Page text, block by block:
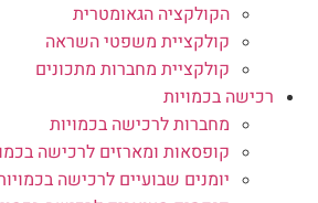
הקולקציה הגאומטרית
קולקציית משפטי השראה
קולקציית מחברות מתכונים
רכישה בכמויות
מחברות לרכישה בכמויות
קופסאות ומארזים לרכישה
יומנים שבועיים לרכישה בכמויות